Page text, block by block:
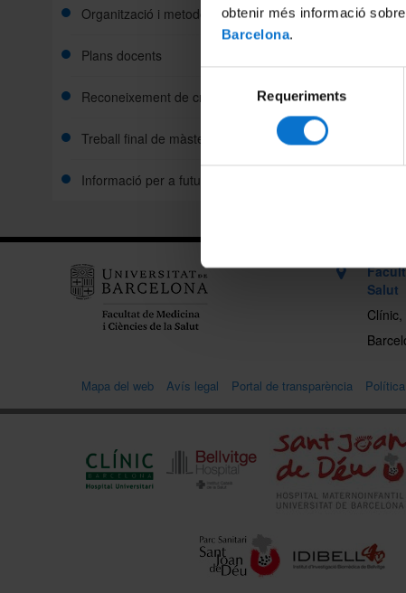
obtenir més informació
Barcelona.
de
consentiment
Requeriments
Organització i metodologia docent
Plans docents
Reconeixement de crèdits
Treball final de màster
Informació per a futurs estudiants
Salut
Mapa del web Avís legal Portal de transparència